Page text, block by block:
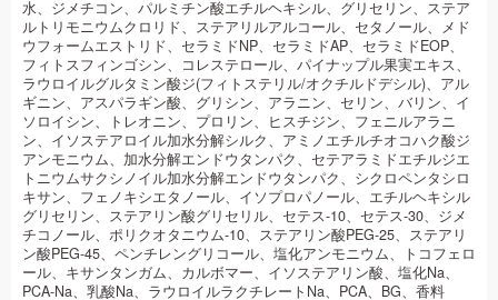
水、ジメチコン、パルミチン酸エチルヘキシル、グリセリン、ステア
ルトリモニウムクロリド、ステアリルアルコール、セタノール、メド
ウフォームエストリド、セラミドNP、セラミドAP、セラミドEOP、
フィトスフィンゴシン、コレステロール、パイナップル果実エキス、
ラウロイルグルタミン酸ジ(フィトステリル/オクチルドデシル)、アル
ギニン、アスパラギン酸、グリシン、アラニン、セリン、バリン、イ
ソロイシン、トレオニン、プロリン、ヒスチジン、フェニルアラニ
ン、イソステアロイル加水分解シルク、アミノエチルチオコハク酸ジ
アンモニウム、加水分解エンドウタンパク、セテアラミドエチルジエ
トニウムサクシノイル加水分解エンドウタンパク、シクロペンタシロ
キサン、フェノキシエタノール、イソプロパノール、エチルヘキシル
グリセリン、ステアリン酸グリセリル、セテス-10、セテス-30、ジメ
チコノール、ポリクオタニウム-10、ステアリン酸PEG-25、ステアリ
ン酸PEG-45、ペンチレングリコール、塩化アンモニウム、トコフェロ
ール、キサンタンガム、カルボマー、イソステアリン酸、塩化Na、
PCA-Na、乳酸Na、ラウロイルラクチレートNa、PCA、BG、香料